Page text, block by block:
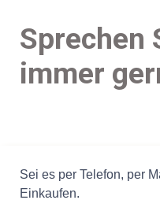
Sprechen
immer
Sei es per Telefon, per
Einkaufen.